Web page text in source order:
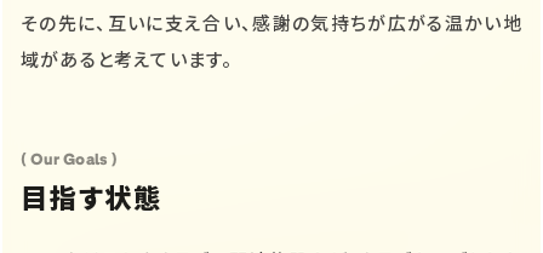
その先に、互いに支え合い、感謝の気持ちが広がる温かい地
域があると考えています。
( Our Goals )
目指す状態